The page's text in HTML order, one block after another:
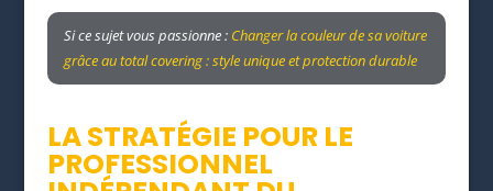
Si ce sujet vous passionne : Changer la couleur de sa voiture
grâce au total covering : style unique et protection durable
LA STRATÉGIE POUR LE
PROFESSIONNEL